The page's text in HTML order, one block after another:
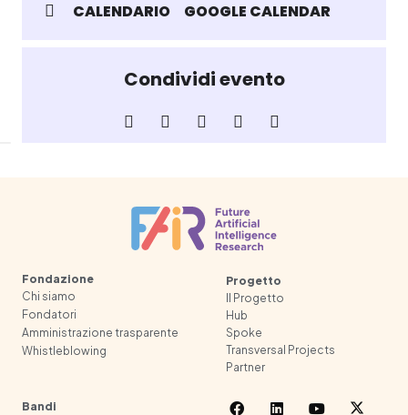
CALENDARIO GOOGLE CALENDAR
Condividi evento
Fondazione
Chi siamo
Fondatori
Amministrazione trasparente
Whistleblowing
Progetto
Il Progetto
Hub
Spoke
Transversal Projects
Partner
Bandi